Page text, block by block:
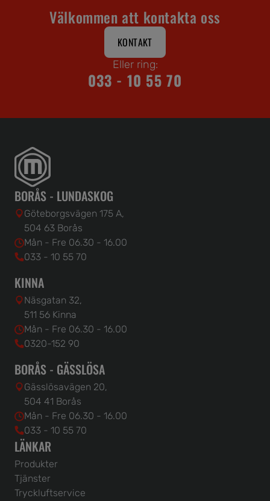
Välkommen att kontakta oss
KONTAKT
Eller ring:
033 - 10 55 70
BORÅS - LUNDASKOG
Göteborgsvägen 175 A,
504 63 Borås
Mån - Fre 06.30 - 16.00
033 - 10 55 70
KINNA
Näsgatan 32,
511 56 Kinna
Mån - Fre 06.30 - 16.00
0320-152 90
BORÅS - GÄSSLÖSA
Gässlösavägen 20,
504 41 Borås
Mån - Fre 06.30 - 16.00
033 - 10 55 70
LÄNKAR
Produkter
Tjänster
Tryckluftservice